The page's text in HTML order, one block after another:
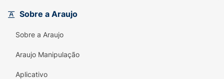
Sobre a Araujo
Sobre a Araujo
Araujo Manipulação
Aplicativo